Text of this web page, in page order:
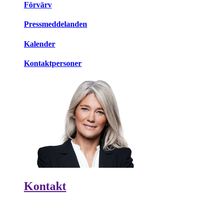
Förvärv
Pressmeddelanden
Kalender
Kontaktpersoner
Kontakt